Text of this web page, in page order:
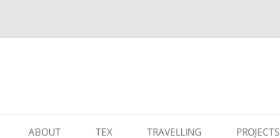
ABOUT TEX TRAVELLING PROJECTS